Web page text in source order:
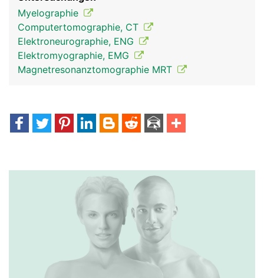
Spinalnerven Frau Spinalnerven Mann
Myelographie
Computertomographie, CT
Elektroneurographie, ENG
Elektromyographie, EMG
Magnetresonanztomographie MRT